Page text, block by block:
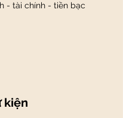
- tài chính - tiền bạc
kiện